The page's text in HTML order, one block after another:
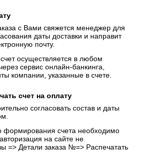
с Вами свяжется менеджер для
даты доставки и направит
почту.
осуществляется в любом
сервис онлайн-банкинга,
компании, указанные в счете.
счет на оплату
согласовать состав и даты
формирования счета необходимо
на сайте не
=> Детали заказа №=> Распечатать